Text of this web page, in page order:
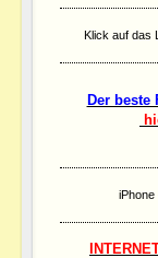
Klick auf das
Der beste
iPhone